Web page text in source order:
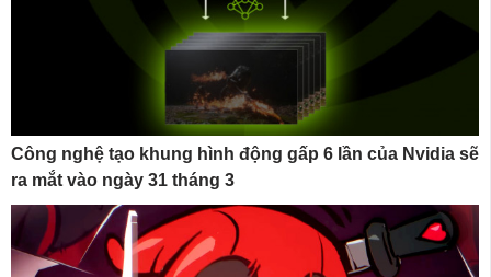
Công nghệ tạo khung hình động gấp 6 lần của Nvidia sẽ
ra mắt vào ngày 31 tháng 3